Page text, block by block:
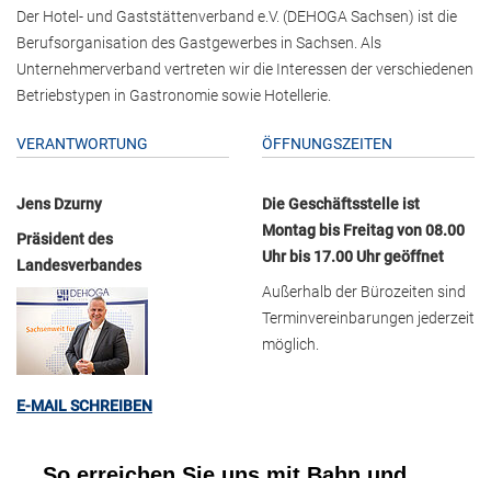
Der Hotel- und Gaststättenverband e.V. (DEHOGA Sachsen) ist die
Berufsorganisation des Gastgewerbes in Sachsen. Als
Unternehmerverband vertreten wir die Interessen der verschiedenen
Betriebstypen in Gastronomie sowie Hotellerie.
VERANTWORTUNG
Jens Dzurny
Präsident des
Landesverbandes
E-MAIL SCHREIBEN
ÖFFNUNGSZEITEN
Die Geschäftsstelle ist
Montag bis Freitag von 08.00
Uhr bis 17.00 Uhr geöffnet
Außerhalb der Bürozeiten sind
Terminvereinbarungen jederzeit
möglich.